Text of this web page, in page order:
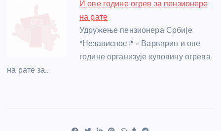
И ове године огрев за пензионере
на рате
Удружење пензионера Србије
"Независност" - Варварин и ове
године организује куповину огрева
на рате за…